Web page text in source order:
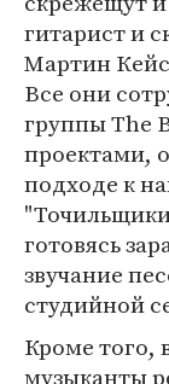
гитарист и
Мартин
Все они
группы The
проектами,
подходе к
готовясь
звучание
студийной
Кроме того,
музыканты